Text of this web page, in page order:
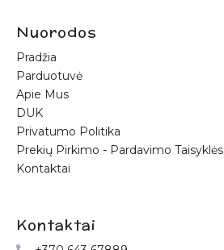
Nuorodos
Pradžia
Parduotuvė
Apie Mus
DUK
Privatumo Politika
Prekių Pirkimo - Pardavimo Taisyklės
Kontaktai
Kontaktai